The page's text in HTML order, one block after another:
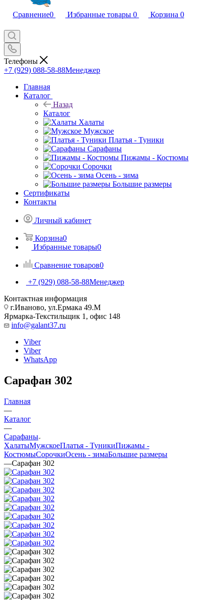
Сравнение0 Избранные товары 0 Корзина 0
Телефоны
+7 (929) 088-58-88Менеджер
Главная
Каталог
Назад
Каталог
Халаты
Мужское
Платья - Туники
Сарафаны
Пижамы - Костюмы
Сорочки
Oсень - зима
Большие размеры
Сертификаты
Контакты
Личный кабинет
Корзина0
Избранные товары0
Сравнение товаров0
+7 (929) 088-58-88Менеджер
Контактная информация
г.Иваново, ул.Ермака 49.M
Ярмарка-Текстильщик 1, офис 148
info@galant37.ru
Viber
Viber
WhatsApp
Сарафан 302
Главная
—
Каталог
—
Сарафаны
ХалатыМужскоеПлатья - ТуникиПижамы -
КостюмыСорочкиOсень - зимаБольшие размеры
—Сарафан 302